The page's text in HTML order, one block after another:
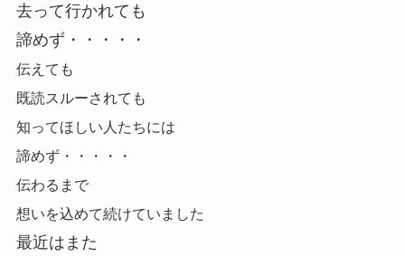
去って行かれても
諦めず・・・・・
伝えても
既読スルーされても
知ってほしい人たちには
諦めず・・・・・
伝わるまで
想いを込めて続けていました
最近はまた